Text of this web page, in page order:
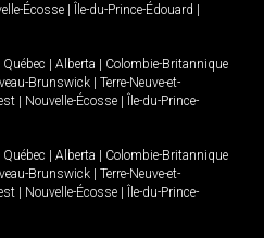
Écosse Île-du-Prince-Édouard
Québec Alberta
Colombie-Britannique
Brunswick
Terre-Neuve-et-
Nouvelle-Écosse
Île-du-Prince-
Québec Alberta
Colombie-Britannique
Brunswick
Terre-Neuve-et-
Nouvelle-Écosse
Île-du-Prince-